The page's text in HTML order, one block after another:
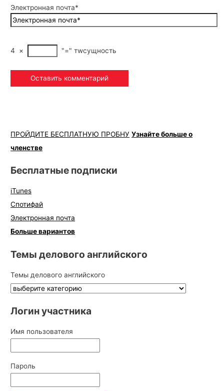
Электронная почта*
4 × "=" тwсущность
ПРОЙДИТЕ БЕСПЛАТНУЮ ПРОБНУ Узнайте больше о
членстве
Бесплатные подписки
iTunes
Спотифай
Электронная почта
Больше вариантов
Темы делового английского
Темы делового английского
Логин участника
Имя пользователя
Пароль